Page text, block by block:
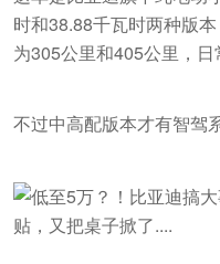
时和38.88千瓦时两种版
为305公里和405公里，日
不过中高配版本才有智驾